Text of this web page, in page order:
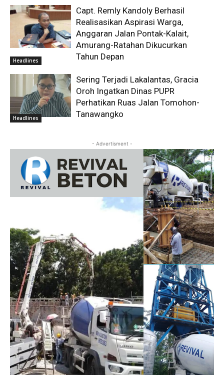
Headlines
Capt. Remly Kandoly Berhasil
Realisasikan Aspirasi Warga,
Anggaran Jalan Pontak-Kalait,
Amurang-Ratahan Dikucurkan
Tahun Depan
Headlines
Sering Terjadi Lakalantas, Gracia
Oroh Ingatkan Dinas PUPR
Perhatikan Ruas Jalan Tomohon-
Tanawangko
- Advertisment -